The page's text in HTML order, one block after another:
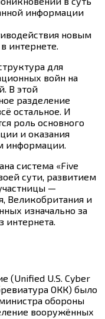
информации
новым
интернете.
для
войн на
В этой
разделение
остальное. И
роль основного
и оказания
информации.
система «Five
сути, развитием
—
Великобритания и
изначально за
интернета.
(Unified U.S. Cyber
ОКК) было
обороны
вооружённых